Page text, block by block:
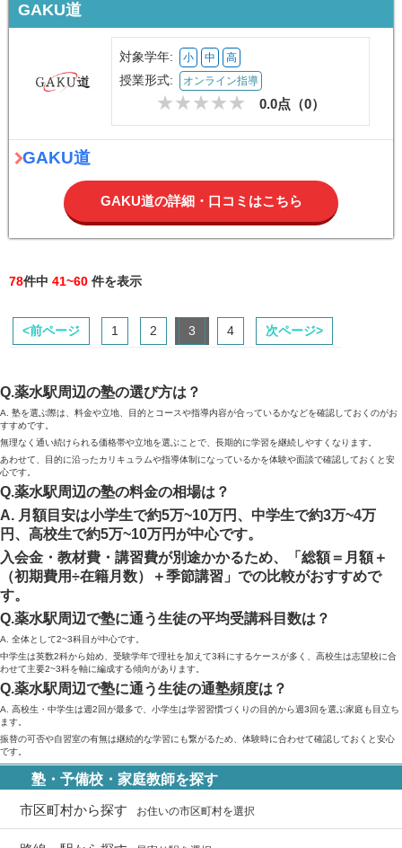
GAKU道
対象学年: 小 中 高
授業形式: オンライン指導
0.0点（0）
GAKU道
GAKU道の詳細・口コミはこちら
78件中 41~60 件を表示
<前ページ 1 2 3 4 次ページ>
Q.薬水駅周辺の塾の選び方は？
A. 塾を選ぶ際は、料金や立地、目的とコースや指導内容が合っているかなどを確認しておくのがお
すすめです。
無理なく通い続けられる価格帯や立地を選ぶことで、長期的に学習を継続しやすくなります。
あわせて、目的に沿ったカリキュラムや指導体制になっているかを体験や面談で確認しておくと安
心です。
Q.薬水駅周辺の塾の料金の相場は？
A. 月額目安は小学生で約5万~10万円、中学生で約3万~4万
円、高校生で約5万~10万円が中心です。
入会金・教材費・講習費が別途かかるため、「総額＝月額＋
（初期費用÷在籍月数）＋季節講習」での比較がおすすめで
す。
Q.薬水駅周辺で塾に通う生徒の平均受講科目数は？
A. 全体として2~3科目が中心です。
中学生は英数2科から始め、受験学年で理社を加えて3科にするケースが多く、高校生は志望校に合
わせて主要2~3科を軸に編成する傾向があります。
Q.薬水駅周辺で塾に通う生徒の通塾頻度は？
A. 高校生・中学生は週2回が最多で、小学生は学習習慣づくりの目的から週3回を選ぶ家庭も目立ち
ます。
振替の可否や自習室の有無は継続的な学習にも繋がるため、体験時に合わせて確認しておくと安心
です。
塾・予備校・家庭教師を探す
市区町村から探す お住いの市区町村を選択